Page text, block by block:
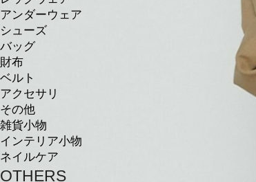
アンダーウェア
シューズ
バッグ
財布
ベルト
アクセサリ
その他
雑貨小物
インテリア小物
ネイルケア
OTHERS